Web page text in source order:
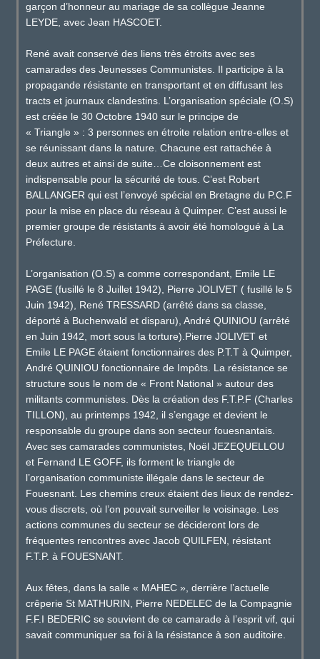
garçon d’honneur au mariage de sa collègue Jeanne
LEYDE, avec Jean HASCOET.
René avait conservé des liens très étroits avec ses
camarades des Jeunesses Communistes. Il participe à la
propagande résistante en transportant et en diffusant les
tracts et journaux clandestins. L’organisation spéciale (O.S)
est créée le 30 Octobre 1940 sur le principe de
« Triangle » : 3 personnes en étroite relation entre-elles et
se réunissant dans la nature. Chacune est rattachée à
deux autres et ainsi de suite…Ce cloisonnement est
indispensable pour la sécurité de tous. C’est Robert
BALLANGER qui est l’envoyé spécial en Bretagne du P.C.F
pour la mise en place du réseau à Quimper. C’est aussi le
premier groupe de résistants à avoir été homologué à La
Préfecture.
L’organisation (O.S) a comme correspondant, Emile LE
PAGE (fusillé le 8 Juillet 1942), Pierre JOLIVET ( fusillé le 5
Juin 1942), René TRESSARD (arrêté dans sa classe,
déporté à Buchenwald et disparu), André QUINIOU (arrêté
en Juin 1942, mort sous la torture).Pierre JOLIVET et
Emile LE PAGE étaient fonctionnaires des P.T.T à Quimper,
André QUINIOU fonctionnaire de Impôts. La résistance se
structure sous le nom de « Front National » autour des
militants communistes. Dès la création des F.T.P.F (Charles
TILLON), au printemps 1942, il s’engage et devient le
responsable du groupe dans son secteur fouesnantais.
Avec ses camarades communistes, Noël JEZEQUELLOU
et Fernand LE GOFF, ils forment le triangle de
l’organisation communiste illégale dans le secteur de
Fouesnant. Les chemins creux étaient des lieux de rendez-
vous discrets, où l’on pouvait surveiller le voisinage. Les
actions communes du secteur se décideront lors de
fréquentes rencontres avec Jacob QUILFEN, résistant
F.T.P. à FOUESNANT.
Aux fêtes, dans la salle « MAHEC », derrière l’actuelle
crêperie St MATHURIN, Pierre NEDELEC de la Compagnie
F.F.I BEDERIC se souvient de ce camarade à l’esprit vif, qui
savait communiquer sa foi à la résistance à son auditoire.